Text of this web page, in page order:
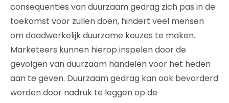
consequenties van duurzaam gedrag zich pas in de
toekomst voor zullen doen, hindert veel mensen
om daadwerkelijk duurzame keuzes te maken.
Marketeers kunnen hierop inspelen door de
gevolgen van duurzaam handelen voor het heden
aan te geven. Duurzaam gedrag kan ook bevorderd
worden door nadruk te leggen op de